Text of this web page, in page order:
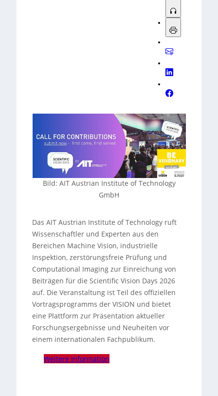
Bild: AIT Austrian Institute of Technology
GmbH
Das AIT Austrian Institute of Technology ruft
Wissenschaftler und Experten aus den
Bereichen Machine Vision, industrielle
Inspektion, zerstörungsfreie Prüfung und
Computational Imaging zur Einreichung von
Beiträgen für die Scientific Vision Days 2026
auf. Die Veranstaltung ist Teil des offiziellen
Vortragsprogramms der VISION und bietet
eine Plattform zur Präsentation aktueller
Forschungsergebnisse und Neuheiten vor
einem internationalen Fachpublikum.
Weitere Information